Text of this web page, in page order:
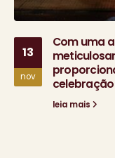
13
nov
Com uma
leia mais